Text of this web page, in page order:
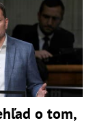
o tom,